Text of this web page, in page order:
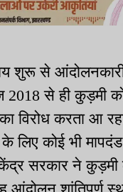
शुरू से
2018 से ही कुड़मी
विरोध करता आ
लिए कोई भी मापदंड
सरकार ने कुड़मी